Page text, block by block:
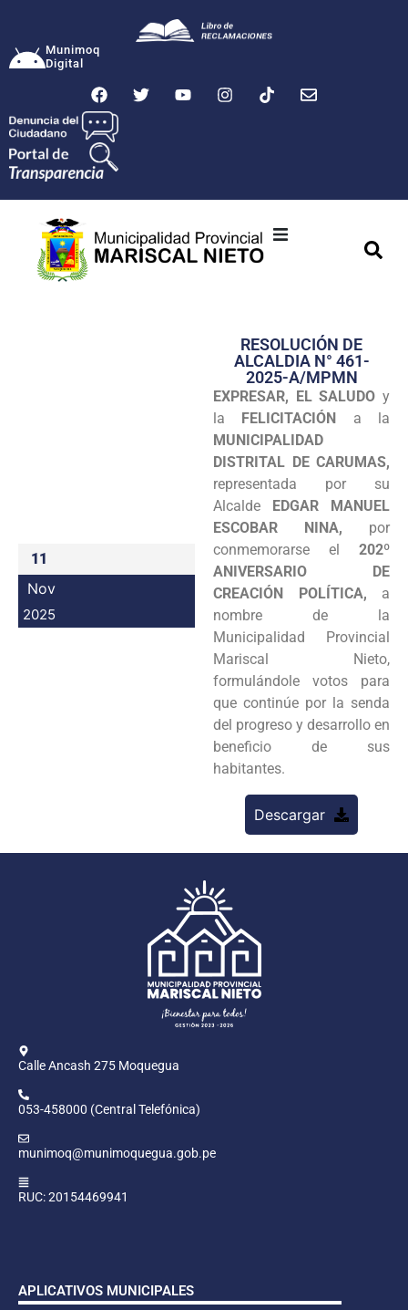
Munimoq
Digital
Transparencia
Seguridad
Programas
Intranet
11
Nov
2025
RESOLUCIÓN DE
ALCALDIA N° 461-
2025-A/MPMN
EXPRESAR, EL SALUDO y
la FELICITACIÓN a la
MUNICIPALIDAD
DISTRITAL DE CARUMAS,
representada por su
Alcalde EDGAR MANUEL
ESCOBAR NINA, por
conmemorarse el 202º
ANIVERSARIO DE
CREACIÓN POLÍTICA, a
nombre de la
Municipalidad Provincial
Mariscal Nieto,
formulándole votos para
que continúe por la senda
del progreso y desarrollo en
beneficio de sus
habitantes.
Descargar
Calle Ancash 275 Moquegua
053-458000 (Central Telefónica)
munimoq@munimoquegua.gob.pe
RUC: 20154469941
APLICATIVOS MUNICIPALES